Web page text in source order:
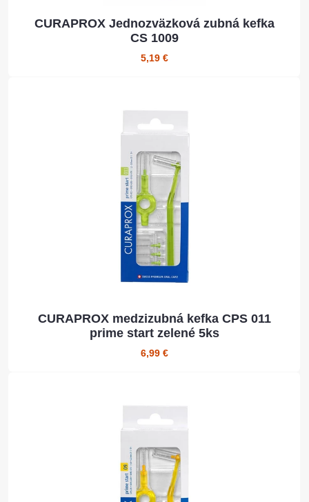
CURAPROX Jednozväzková zubná kefka
CS 1009
5,19 €
CURAPROX medzizubná kefka CPS 011
prime start zelené 5ks
6,99 €